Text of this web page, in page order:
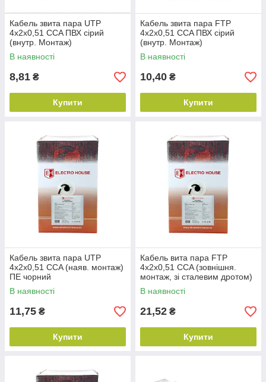
Кабель звита пара UTP
4х2х0,51 CCA ПВХ сірий
(внутр. Монтаж)
В наявності
8,81 ₴
Купити
Кабель звита пара FTP
4х2х0,51 CCA ПВХ сірий
(внутр. Монтаж)
В наявності
10,40 ₴
Купити
Кабель звита пара UTP
4х2х0,51 CCA (наяв. монтаж)
ПЕ чорний
В наявності
11,75 ₴
Купити
Кабель вита пара FTP
4х2х0,51 CCA (зовнішня.
монтаж, зі сталевим дротом)
ПЕ чорний
В наявності
21,52 ₴
Купити